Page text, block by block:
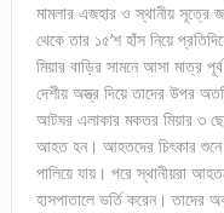
মামলার এজহার ও স্থানীয় সূত্রে
থেকে তার ১৫’শ হাঁস নিয়ে
মিয়ার বাড়ির সামনে আসা মাত্র
দেশীয় অস্ত্র দিয়ে তাদের উপর
আটঘর এলাকার মকতর মিয়ার ৩
আহত হন। আহতদের চিৎকার শুনে
পালিয়ে যায়। পরে স্থানীয়রা
হাসপাতালে ভর্তি করেন। তাদের